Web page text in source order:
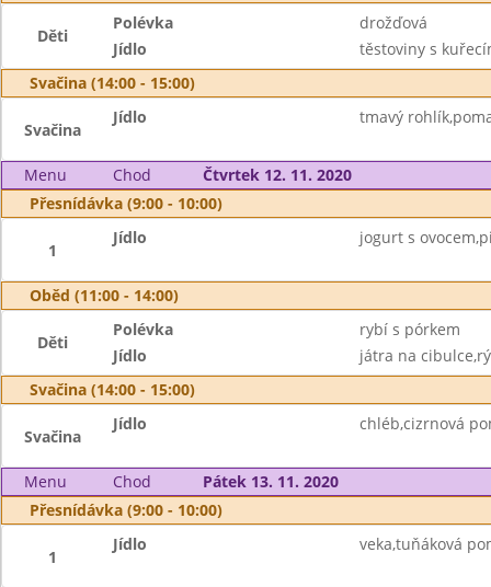
Děti
Polévka
drožďová
Jídlo
těstoviny s
Svačina (14:00 - 15:00)
Svačina
Jídlo tmavý
Menu Chod
Čtvrtek 12. 11. 2020
Přesnídávka (9:00 - 10:00)
1
Jídlo jogurt s
Oběd (11:00 - 14:00)
Děti
Polévka
rybí s pórkem
Jídlo
játra na
Svačina (14:00 - 15:00)
Svačina
Jídlo chléb,cizrnová
Menu Chod
Pátek 13. 11. 2020
Přesnídávka (9:00 - 10:00)
1
Jídlo veka,tuňáková